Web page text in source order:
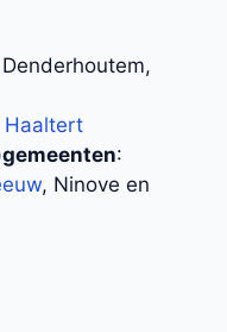
Haaltert
:
, Ninove en